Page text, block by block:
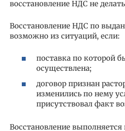
восстановление НДС не
Восстановление НДС по
возможно из ситуаций, если:
поставка по которой
осуществлена;
договор признан
изменились по нему
присутствовал факт
Восстановление